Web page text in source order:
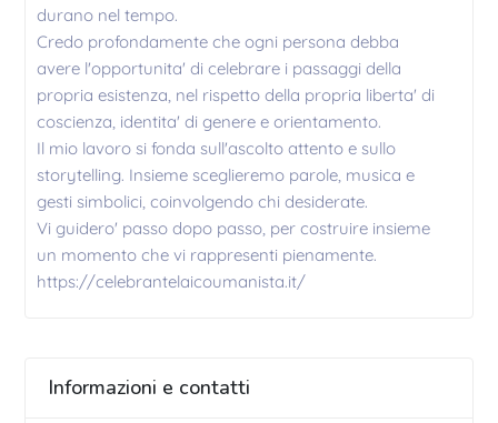
durano nel tempo.
Credo profondamente che ogni persona debba
avere l'opportunita' di celebrare i passaggi della
propria esistenza, nel rispetto della propria liberta' di
coscienza, identita' di genere e orientamento.
Il mio lavoro si fonda sull'ascolto attento e sullo
storytelling. Insieme sceglieremo parole, musica e
gesti simbolici, coinvolgendo chi desiderate.
Vi guidero' passo dopo passo, per costruire insieme
un momento che vi rappresenti pienamente.
https://celebrantelaicoumanista.it/
Informazioni e contatti